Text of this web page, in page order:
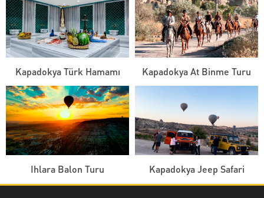
Kapadokya Türk Hamamı Kapadokya At Binme Turu
Ihlara Balon Turu Kapadokya Jeep Safari